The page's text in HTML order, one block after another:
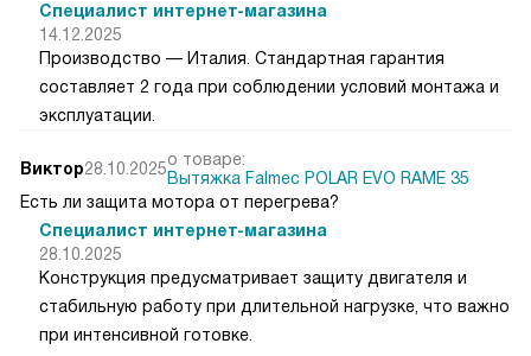
Специалист интернет-магазина
14.12.2025
Производство — Италия. Стандартная гарантия
составляет 2 года при соблюдении условий монтажа и
эксплуатации.
Виктор28.10.2025о товаре:
Вытяжка Falmec POLAR EVO RAME 35
Есть ли защита мотора от перегрева?
Специалист интернет-магазина
28.10.2025
Конструкция предусматривает защиту двигателя и
стабильную работу при длительной нагрузке, что важно
при интенсивной готовке.